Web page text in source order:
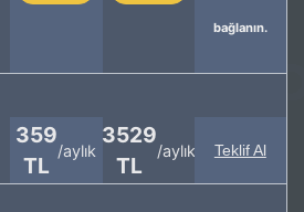
bağlanın.
359
TL
/aylık
3529
TL
/aylık Teklif Al